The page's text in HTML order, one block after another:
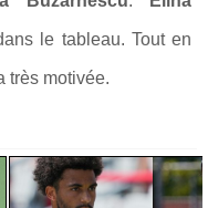
le tableau. Tout en
très motivée.